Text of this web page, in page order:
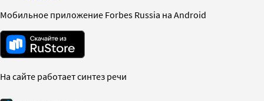
Мобильное приложение Forbes Russia на Android
На сайте работает синтез речи